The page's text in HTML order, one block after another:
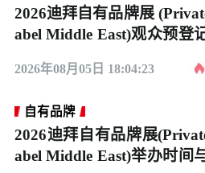
2026迪拜自有品牌展
abel Middle East)观众预登
2026年08月05日 18:04:23
自有品牌
2026迪拜自有品牌展
abel Middle East)举办时间